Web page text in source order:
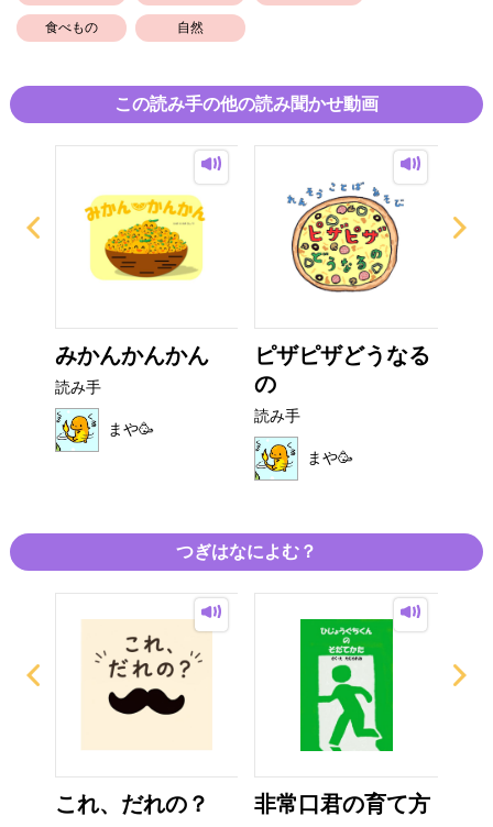
食べもの 自然
この読み手の他の読み聞かせ動画
みかんかんかん
読み手
まや🥳
ピザピザどうなる
の
読み手
まや🥳
つぎはなによむ？
これ、だれの？ 非常口君の育て方